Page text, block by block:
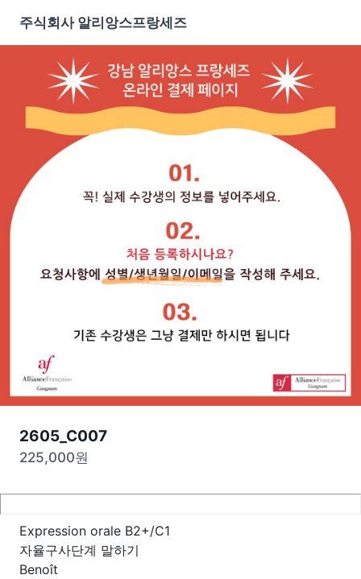
주식회사 알리앙스프랑세즈
2605_C007
225,000원
Expression orale B2+/C1
자율구사단계 말하기
Benoît